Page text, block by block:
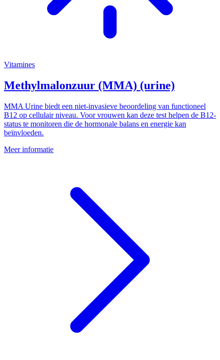
Vitamines
Methylmalonzuur (MMA) (urine)
MMA Urine biedt een niet-invasieve beoordeling van functioneel
B12 op cellulair niveau. Voor vrouwen kan deze test helpen de B12-
status te monitoren die de hormonale balans en energie kan
beïnvloeden.
Meer informatie